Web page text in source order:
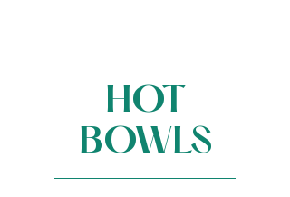
HOT
BOWLS